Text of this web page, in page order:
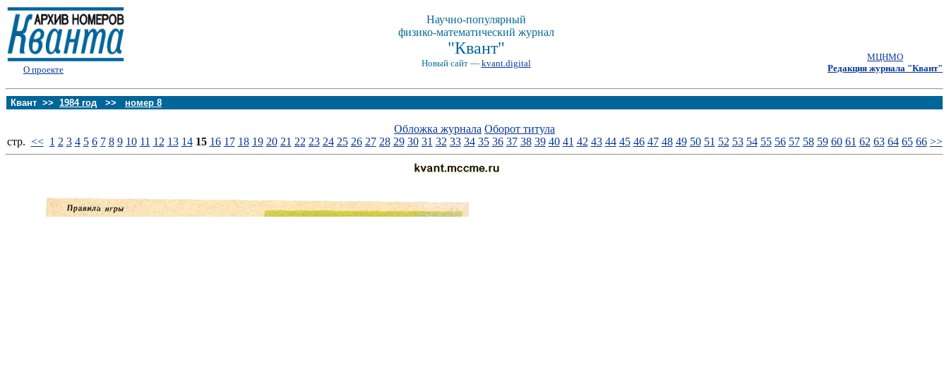
О проекте
Научно-популярный
физико-математический журнал
"Квант"
Новый сайт — kvant.digital
МЦНМО
Редакция журнала "Квант"
Квант >> 1984 год >> номер 8
Обложка журнала Оборот титула
стp. << 1 2 3 4 5 6 7 8 9 10 11 12 13 14 15 16 17 18 19 20 21 22 23 24 25 26 27 28 29 30 31 32 33 34 35 36 37 38 39 40 41 42 43 44 45 46 47 48 49 50 51 52 53 54 55 56 57 58 59 60 61 62 63 64 65 66 >>